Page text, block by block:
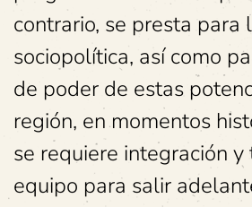
contrario, se presta para
sociopolítica, así como
de poder de estas
región, en momentos
se requiere integración y
equipo para salir